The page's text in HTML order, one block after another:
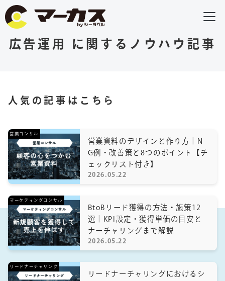
広告運用 に関するノウハウ記事
人気の記事はこちら
営業コンサル
営業資料のデザインと作り方｜N
G例・改善策と8つのポイント【チ
ェックリスト付き】
2026.05.22
マーケティングコンサル
BtoBリード獲得の方法・施策12
選｜KPI設定・獲得単価の目安と
ナーチャリングまで解説
2026.05.22
リードナーチャリング
リードナーチャリングにおけるシ